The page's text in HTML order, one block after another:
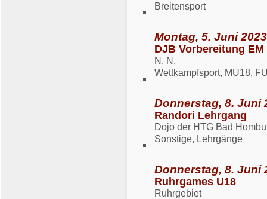
Breitensport
Montag, 5. Juni
DJB Vorbereitung EM
N. N.
Wettkampfsport, MU18,
Donnerstag, 8. Juni
Randori Lehrgang
Dojo der HTG Bad
Sonstige, Lehrgänge
Donnerstag, 8. Juni
Ruhrgames U18
Ruhrgebiet